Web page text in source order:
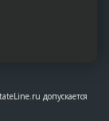
допускается